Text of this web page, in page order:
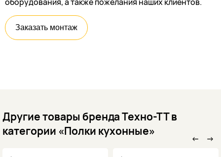
Заказать монтаж
Другие товары бренда Техно-ТТ в
категории «Полки кухонные»
← →